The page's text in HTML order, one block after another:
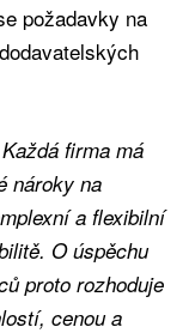
požadavky na
firma má
nároky na
a flexibilní
O úspěchu
proto rozhoduje
cenou a